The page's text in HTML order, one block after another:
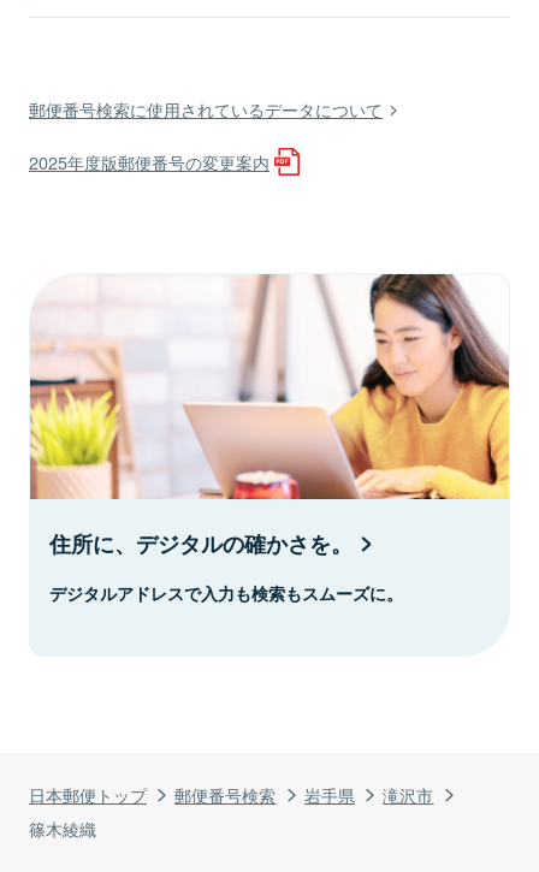
日本郵便トップ 郵便番号検索 岩手県
滝沢市
篠木綾織
郵便番号検索に使用されているデータについて
2025年度版郵便番号の変更案内
住所に、デジタルの確かさを。
デジタルアドレスで入力も検索もスムーズに。